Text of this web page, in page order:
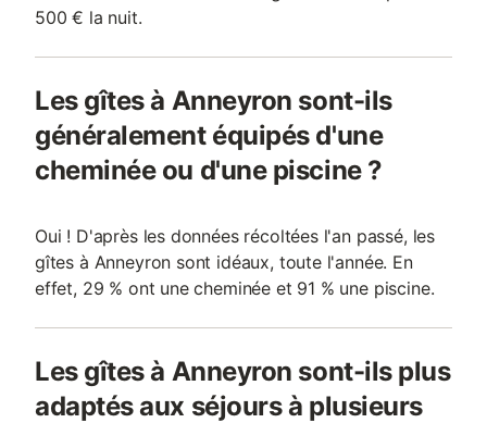
500 € la nuit.
Les gîtes à Anneyron sont-ils
généralement équipés d'une
cheminée ou d'une piscine ?
Oui ! D'après les données récoltées l'an passé, les
gîtes à Anneyron sont idéaux, toute l'année. En
effet, 29 % ont une cheminée et 91 % une piscine.
Les gîtes à Anneyron sont-ils plus
adaptés aux séjours à plusieurs